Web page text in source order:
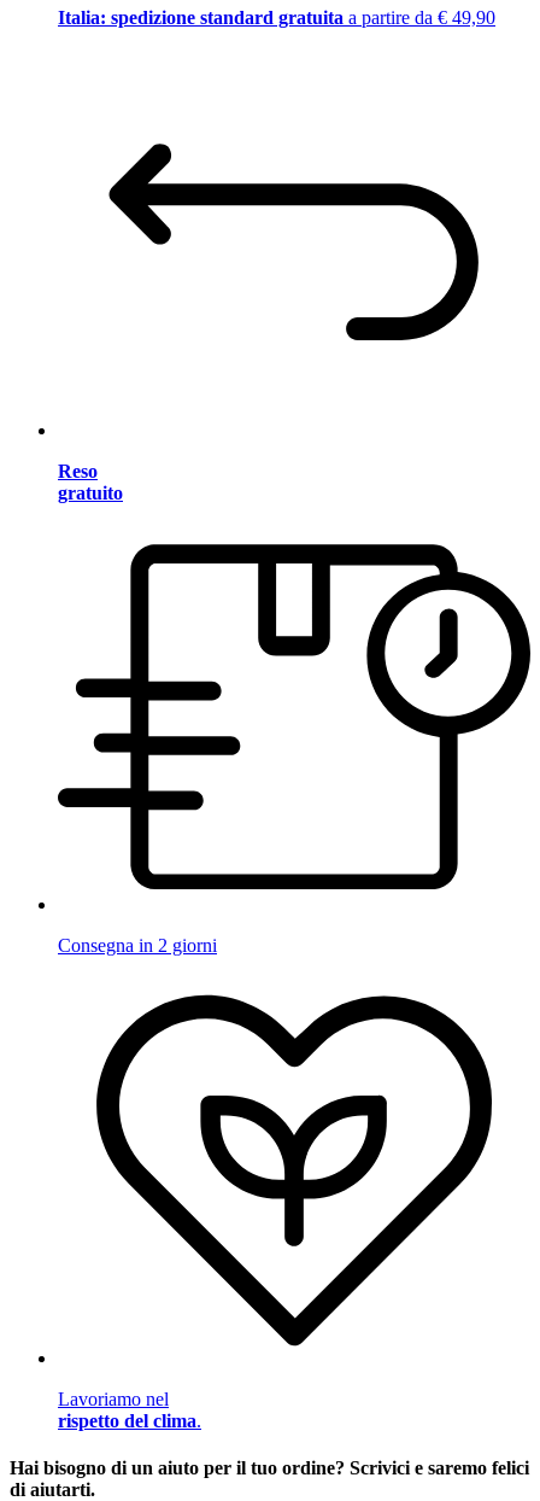
Italia: spedizione standard gratuita a partire da € 49,90
Reso
gratuito
Consegna in 2 giorni
Lavoriamo nel
rispetto del clima.
Hai bisogno di un aiuto per il tuo ordine? Scrivici e saremo felici
di aiutarti.